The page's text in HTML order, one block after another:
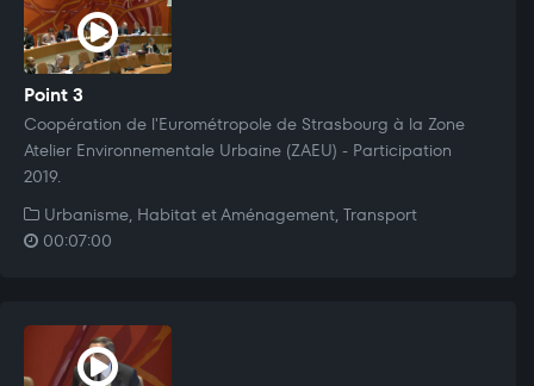
Point 3
Coopération de l'Eurométropole de Strasbourg à la Zone
Atelier Environnementale Urbaine (ZAEU) - Participation
2019.
Urbanisme, Habitat et Aménagement, Transport
00:07:00